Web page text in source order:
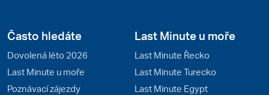
Často hledáte
Dovolená léto 2026
Last Minute u moře
Poznávací zájezdy
Last Minute u moře
Last Minute Řecko
Last Minute Turecko
Last Minute Egypt